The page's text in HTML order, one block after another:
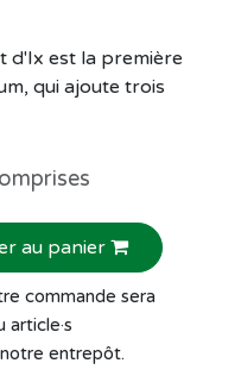
d'Ix est la première
qui ajoute trois
au panier
commande sera
article·s
entrepôt.